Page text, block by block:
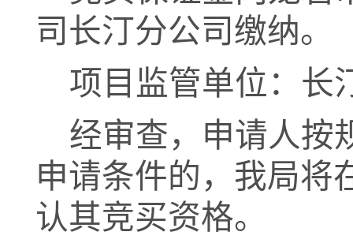
司长汀分公司缴纳。
项目监管单位： 长
经审查，申请人按
申请条件的，我局将
认其竞买资格。